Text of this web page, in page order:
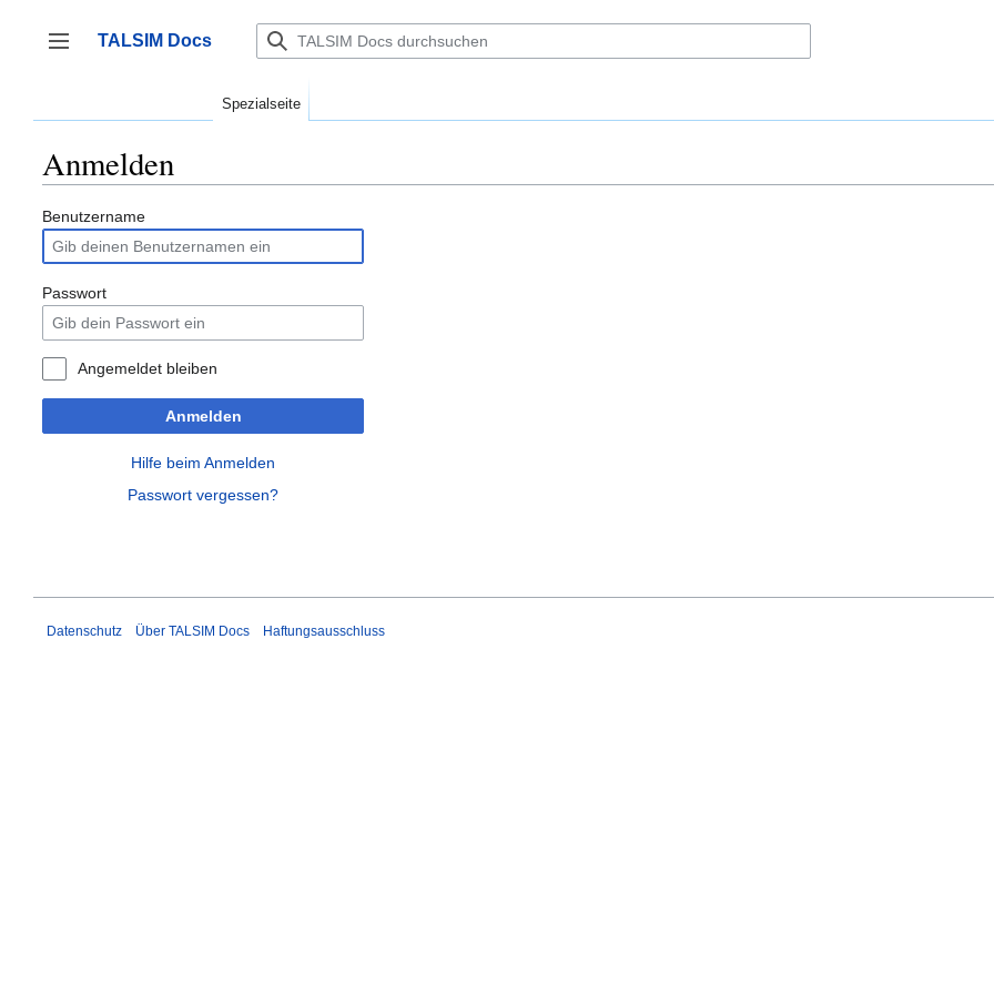
springen
Seitenleiste umschalten
TALSIM Docs
Spezialseite
Anmelden
Benutzername
Passwort
Angemeldet bleiben
Anmelden
Hilfe beim Anmelden
Passwort vergessen?
Datenschutz Über TALSIM Docs Haftungsausschluss